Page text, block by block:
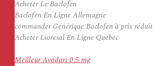
Acheter Le Baclofen
Baclofen En Ligne Allemagne
commander Générique Baclofen à prix réduit
Acheter Lioresal En Ligne Quebec
Meilleur Avodart 0.5 mg